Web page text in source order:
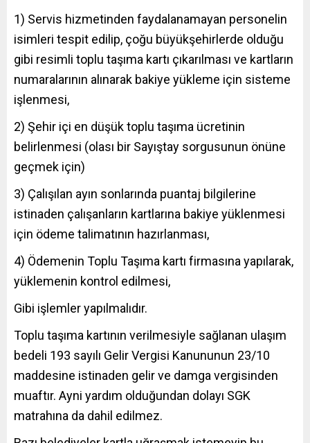
1) Servis hizmetinden faydalanamayan personelin
isimleri tespit edilip, çoğu büyükşehirlerde olduğu
gibi resimli toplu taşıma kartı çıkarılması ve kartların
numaralarının alınarak bakiye yükleme için sisteme
işlenmesi,
2) Şehir içi en düşük toplu taşıma ücretinin
belirlenmesi (olası bir Sayıştay sorgusunun önüne
geçmek için)
3) Çalışılan ayın sonlarında puantaj bilgilerine
istinaden çalışanların kartlarına bakiye yüklenmesi
için ödeme talimatının hazırlanması,
4) Ödemenin Toplu Taşıma kartı firmasına yapılarak,
yüklemenin kontrol edilmesi,
Gibi işlemler yapılmalıdır.
Toplu taşıma kartının verilmesiyle sağlanan ulaşım
bedeli 193 sayılı Gelir Vergisi Kanununun 23/10
maddesine istinaden gelir ve damga vergisinden
muaftır. Ayni yardım olduğundan dolayı SGK
matrahına da dahil edilmez.